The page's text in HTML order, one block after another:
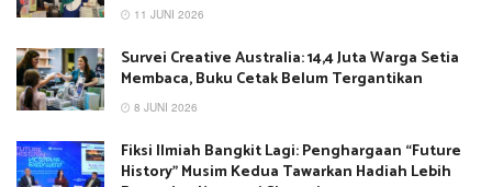
11 JUNI 2026
Survei Creative Australia: 14,4 Juta Warga Setia
Membaca, Buku Cetak Belum Tergantikan
8 JUNI 2026
Fiksi Ilmiah Bangkit Lagi: Penghargaan “Future
History” Musim Kedua Tawarkan Hadiah Lebih